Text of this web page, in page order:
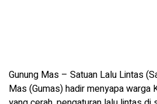
Gunung Mas – Satuan Lalu Lintas
Mas (Gumas) hadir menyapa warga